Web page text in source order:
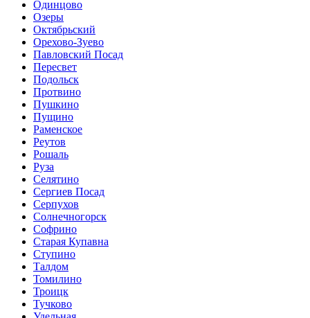
Одинцово
Озеры
Октябрьский
Орехово-Зуево
Павловский Посад
Пересвет
Подольск
Протвино
Пушкино
Пущино
Раменское
Реутов
Рошаль
Руза
Селятино
Сергиев Посад
Серпухов
Солнечногорск
Софрино
Старая Купавна
Ступино
Талдом
Томилино
Троицк
Тучково